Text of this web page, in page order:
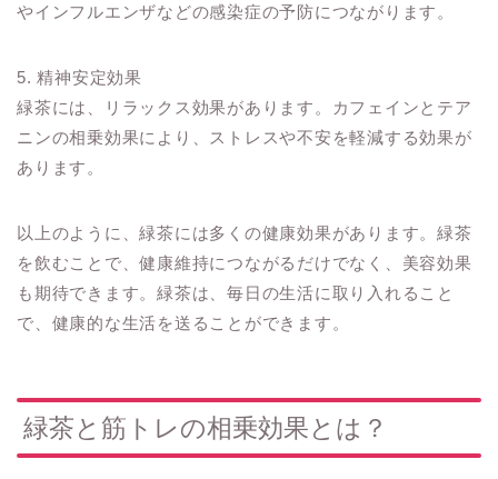
やインフルエンザなどの感染症の予防につながります。
5. 精神安定効果
緑茶には、リラックス効果があります。カフェインとテア
ニンの相乗効果により、ストレスや不安を軽減する効果が
あります。
以上のように、緑茶には多くの健康効果があります。緑茶
を飲むことで、健康維持につながるだけでなく、美容効果
も期待できます。緑茶は、毎日の生活に取り入れること
で、健康的な生活を送ることができます。
緑茶と筋トレの相乗効果とは？